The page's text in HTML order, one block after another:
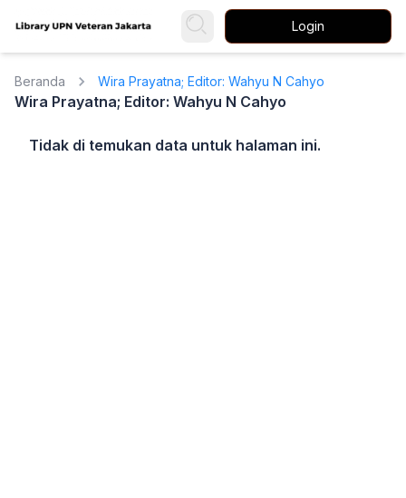
Login
Beranda Wira Prayatna; Editor: Wahyu N Cahyo
Wira Prayatna; Editor: Wahyu N Cahyo
Tidak di temukan data untuk halaman ini.